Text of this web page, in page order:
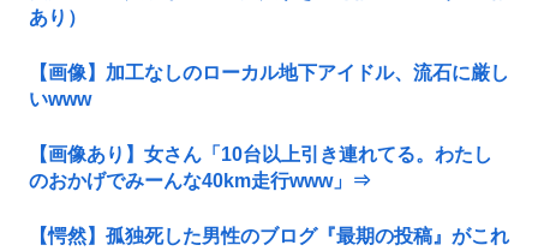
あり）
【画像】加工なしのローカル地下アイドル、流石に厳し
いwww
【画像あり】女さん「10台以上引き連れてる。わたし
のおかげでみーんな40km走行www」⇒
【愕然】孤独死した男性のブログ『最期の投稿』がこれ